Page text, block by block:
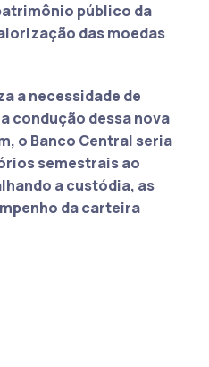
público da
das moedas
a necessidade de
condução dessa nova
o Banco Central seria
semestrais ao
a custódia, as
da carteira